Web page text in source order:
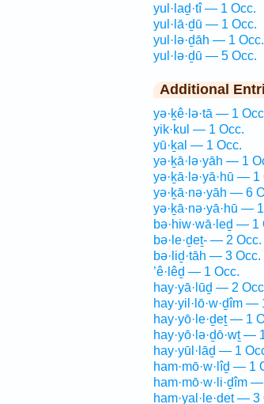
yul·laḏ·tî — 1 Occ.
yul·lā·ḏū — 1 Occ.
yul·lə·ḏāh — 1 Occ.
yul·lə·ḏū — 5 Occ.
Additional
yə·ḵê·lə·tā — 1
yik·kul — 1 Occ.
yū·ḵal — 1 Occ.
yə·ḵā·lə·yāh — 1
yə·ḵā·lə·yā·hū — 1
yə·ḵā·nə·yāh — 6
yə·ḵā·nə·yā·hū —
bə·hiw·wā·leḏ — 1
bə·le·ḏeṯ- — 2 Occ.
bə·liḏ·tāh — 3 Occ.
’ê·lêḏ — 1 Occ.
hay·yā·lūḏ — 2
hay·yil·lō·w·ḏîm —
hay·yō·le·ḏeṯ — 1
hay·yō·lə·ḏō·wṯ —
hay·yūl·lāḏ — 1
ham·mō·w·lîḏ — 1
ham·mō·w·li·ḏîm
ham·yal·le·ḏeṯ — 3